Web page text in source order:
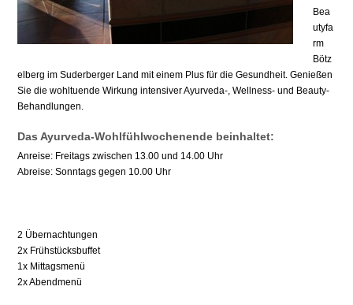
Bea
utyfa
rm
Bötz
elberg im Suderberger Land mit einem Plus für die Gesundheit. Genießen
Sie die wohltuende Wirkung intensiver Ayurveda-, Wellness- und Beauty-
Behandlungen.
Das Ayurveda-Wohlfühlwochenende beinhaltet:
Anreise: Freitags zwischen 13.00 und 14.00 Uhr
Abreise: Sonntags gegen 10.00 Uhr
2 Übernachtungen
2x Frühstücksbuffet
1x Mittagsmenü
2x Abendmenü